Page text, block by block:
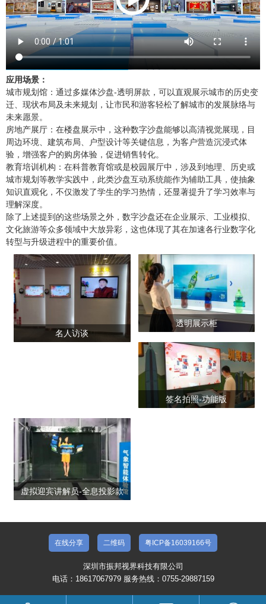
应用场景：
城市规划馆：通过多媒体沙盘-透明屏款，可以直观展示城市的历史变
迁、现状布局及未来规划，让市民和游客轻松了解城市的发展脉络与
未来愿景。
房地产展厅：在楼盘展示中，这种数字沙盘能够以高清视觉展现，目
周边环境、建筑布局、户型设计等关键信息，为客户营造沉浸式体
验，增强客户的购房体验，促进销售转化。
教育培训机构：在科普教育馆或是校园展厅中，涉及到地理、历史或
城市规划等教学实践中，此类沙盘互动系统能作为辅助工具，使抽象
知识直观化，不仅激发了学生的学习热情，还显著提升了学习效率与
理解深度。
除了上述提到的这些场景之外，数字沙盘还在企业展示、工业模拟、
文化旅游等众多领域中大放异彩，这也体现了其在加速各行业数字化
转型与升级进程中的重要价值。
名人访谈
透明展示柜
签名拍照-功能版
虚拟迎宾讲解员-全息投影款
在线分享 二维码 粤ICP备16039166号
深圳市振邦视界科技有限公司
电话：18617067979 服务热线：0755-29887159